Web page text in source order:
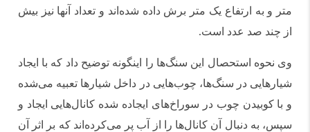
متر و به ارتفاع یک متر برش داده شده‌اند و تعداد آنها نیز بیش
از چند صد عدد است.
وی نحوه استحصال این سنگ‌ها را اینگونه توضیح داد که با ایجاد
شیارهایی در سنگ‌ها، چوب‌هایی در داخل شیارها تعبیه می‌شده
و با کوبیدن چوب در سوراخ‌های ایجاده شده کانال‌هایی ایجاد و
سپس، به دنبال آن کانال‌ها را از آب پر می‌کرده‌اند که بر اثر آن